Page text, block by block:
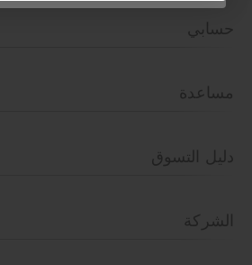
حسابي
مساعدة
دليل التسوق
الشركة